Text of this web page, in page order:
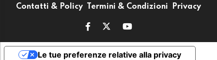
Contatti & Policy Termini & Condizioni Privacy
Le tue preferenze relative alla privacy